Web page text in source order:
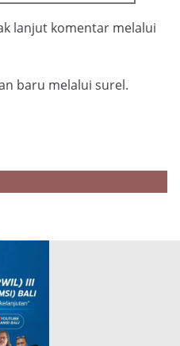
lanjut komentar melalui
baru melalui surel.